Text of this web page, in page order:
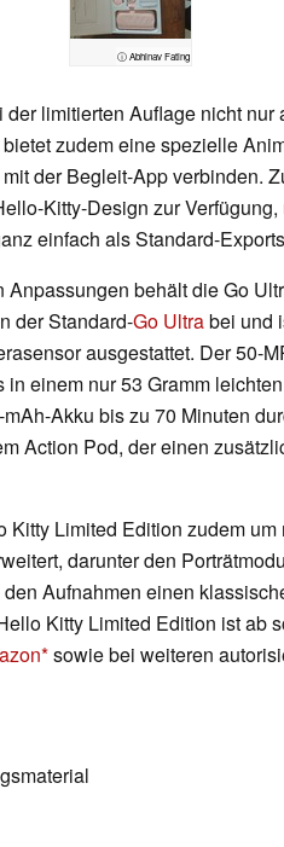
ⓘ Abhinav Fating
limitierten Auflage nicht nur
zudem eine spezielle
der Begleit-App verbinden.
Kitty-Design zur
einfach als Standard-
behält die Go
der Standard-Go Ultrabei und
ausgestattet. Der 50-
einem nur 53 Gramm
Akku bis zu 70 Minuten
Action Pod, der einen
Kitty Limited Edition zudem um
darunter den
Aufnahmen einen
Kitty Limited Edition ist ab
sowie bei weiteren